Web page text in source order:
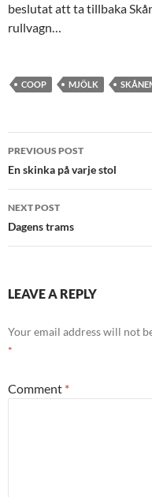
beslutat att ta tillbaka
rullvagn…
COOP MJÖLK
Post
navigation
PREVIOUS POST
En skinka på varje stol
NEXT POST
Dagens trams
LEAVE A REPLY
Your email address will not
*
Comment *